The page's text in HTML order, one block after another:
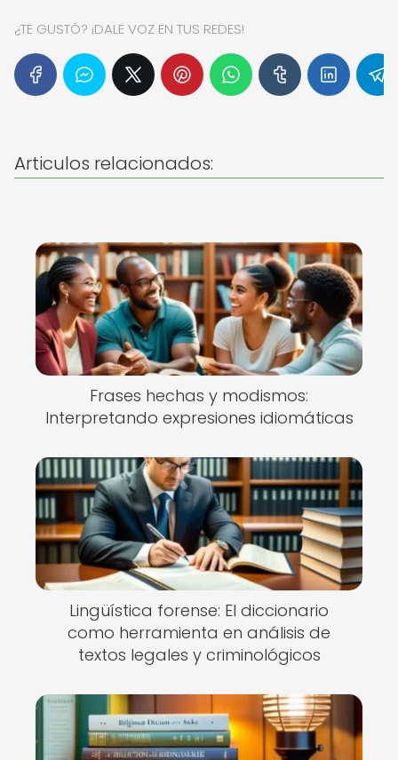
¿TE GUSTÓ? ¡DALE VOZ EN TUS REDES!
Articulos relacionados:
Frases hechas y modismos:
Interpretando expresiones idiomáticas
Lingüística forense: El diccionario
como herramienta en análisis de
textos legales y criminológicos